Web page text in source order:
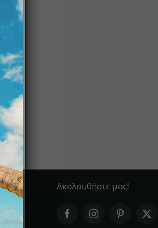
Ακολουθήστε μας!